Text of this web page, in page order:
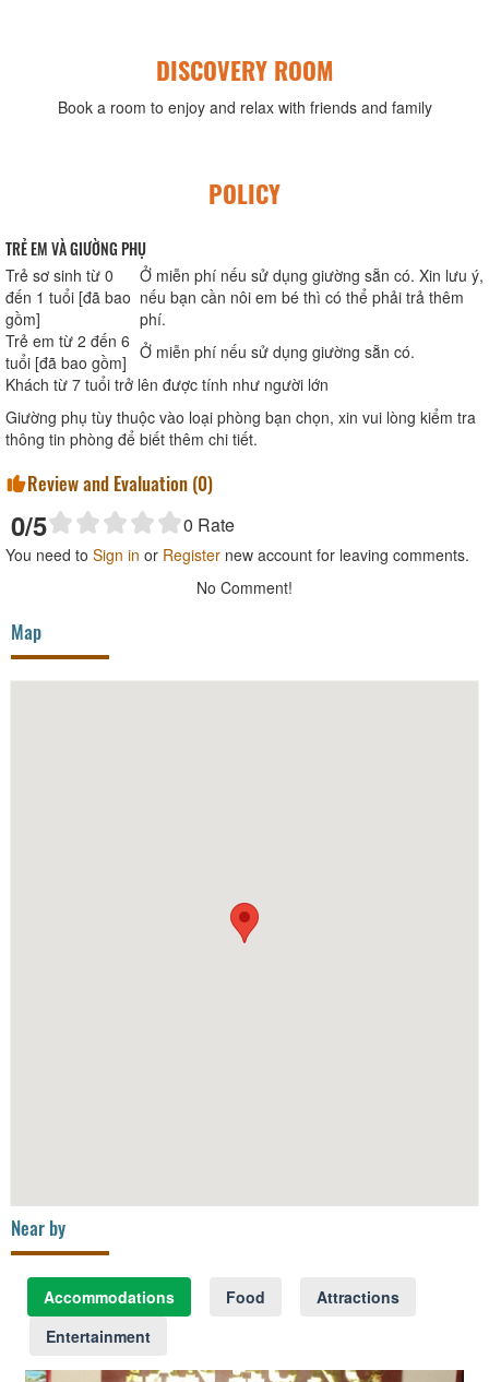
DISCOVERY ROOM
Book a room to enjoy and relax with friends and family
POLICY
TRẺ EM VÀ GIƯỜNG PHỤ
Trẻ sơ sinh từ 0
đến 1 tuổi [đã bao
gồm]
Ở miễn phí nếu sử dụng giường sẵn có. Xin lưu ý,
nếu bạn cần nôi em bé thì có thể phải trả thêm
phí.
Trẻ em từ 2 đến 6
tuổi [đã bao gồm]
Ở miễn phí nếu sử dụng giường sẵn có.
Khách từ 7 tuổi trở lên được tính như người lớn
Giường phụ tùy thuộc vào loại phòng bạn chọn, xin vui lòng kiểm tra
thông tin phòng để biết thêm chi tiết.
Review and Evaluation (0)
0/5 0 Rate
You need to Sign in or Register new account for leaving comments.
No Comment!
Map
Near by
Accommodations Food
Attractions
Entertainment